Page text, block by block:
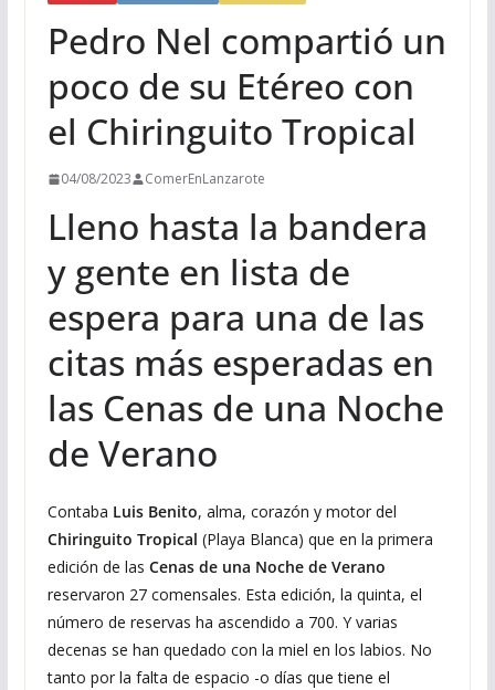
Pedro Nel compartió un
poco de su Etéreo con
el Chiringuito Tropical
04/08/2023 ComerEnLanzarote
Lleno hasta la bandera
y gente en lista de
espera para una de las
citas más esperadas en
las Cenas de una Noche
de Verano
Contaba Luis Benito, alma, corazón y motor del
Chiringuito Tropical (Playa Blanca) que en la primera
edición de las Cenas de una Noche de Verano
reservaron 27 comensales. Esta edición, la quinta, el
número de reservas ha ascendido a 700. Y varias
decenas se han quedado con la miel en los labios. No
tanto por la falta de espacio -o días que tiene el